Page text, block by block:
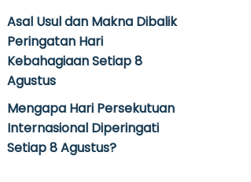
Asal Usul dan Makna Dibalik
Peringatan Hari
Kebahagiaan Setiap 8
Agustus
Mengapa Hari Persekutuan
Internasional Diperingati
Setiap 8 Agustus?